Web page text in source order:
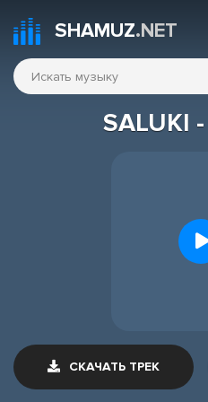
SHAMUZ.NET
SALUKI
СКАЧАТЬ ТРЕК